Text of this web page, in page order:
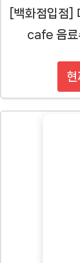
[백화점입점
cafe 음료